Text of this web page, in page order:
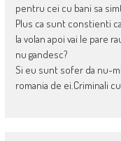
pentru cei cu bani sa
Plus ca sunt constienti
la volan apoi vai le pare
nu gandesc?
Si eu sunt sofer da nu-
romania de ei.Criminali